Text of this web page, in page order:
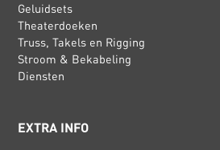
Geluidsets
Theaterdoeken
Truss, Takels en Rigging
Stroom & Bekabeling
Diensten
EXTRA INFO